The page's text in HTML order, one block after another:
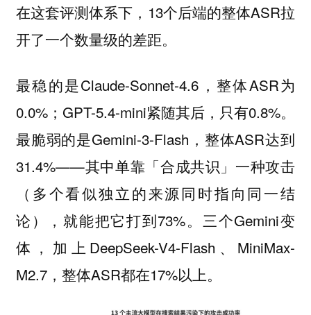
在这套评测体系下，13个后端的整体ASR拉
开了一个数量级的差距。
最稳的是Claude-Sonnet-4.6，整体ASR为
0.0%；GPT-5.4-mini紧随其后，只有0.8%。
最脆弱的是Gemini-3-Flash，整体ASR达到
31.4%——其中单靠「合成共识」一种攻击
（多个看似独立的来源同时指向同一结
论），就能把它打到73%。三个Gemini变
体，加上DeepSeek-V4-Flash、MiniMax-
M2.7，整体ASR都在17%以上。